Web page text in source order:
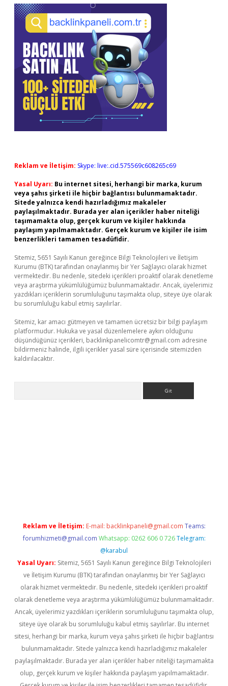
Reklam ve İletişim: Skype: live:.cid.575569c608265c69
Yasal Uyarı: Bu internet sitesi, herhangi bir marka, kurum
veya şahıs şirketi ile hiçbir bağlantısı bulunmamaktadır.
Sitede yalnızca kendi hazırladığımız makaleler
paylaşılmaktadır. Burada yer alan içerikler haber niteliği
taşımamakta olup, gerçek kurum ve kişiler hakkında
paylaşım yapılmamaktadır. Gerçek kurum ve kişiler ile isim
benzerlikleri tamamen tesadüfidir.
Sitemiz, 5651 Sayılı Kanun gereğince Bilgi Teknolojileri ve İletişim
Kurumu (BTK) tarafından onaylanmış bir Yer Sağlayıcı olarak hizmet
vermektedir. Bu nedenle, sitedeki içerikleri proaktif olarak denetleme
veya araştırma yükümlülüğümüz bulunmamaktadır. Ancak, üyelerimiz
yazdıkları içeriklerin sorumluluğunu taşımakta olup, siteye üye olarak
bu sorumluluğu kabul etmiş sayılırlar.
Sitemiz, kar amacı gütmeyen ve tamamen ücretsiz bir bilgi paylaşım
platformudur. Hukuka ve yasal düzenlemelere aykırı olduğunu
düşündüğünüz içerikleri, backlinkpanelicomtr@gmail.com adresine
bildirmeniz halinde, ilgili içerikler yasal süre içerisinde sitemizden
kaldırılacaktır.
Reklam ve İletişim: E-mail: backlinkpaneli@gmail.com Teams:
forumhizmeti@gmail.com Whatsapp: 0262 606 0 726 Telegram:
@karabul
Yasal Uyarı: Sitemiz, 5651 Sayılı Kanun gereğince Bilgi Teknolojileri
ve İletişim Kurumu (BTK) tarafından onaylanmış bir Yer Sağlayıcı
olarak hizmet vermektedir. Bu nedenle, sitedeki içerikleri proaktif
olarak denetleme veya araştırma yükümlülüğümüz bulunmamaktadır.
Ancak, üyelerimiz yazdıkları içeriklerin sorumluluğunu taşımakta olup,
siteye üye olarak bu sorumluluğu kabul etmiş sayılırlar. Bu internet
sitesi, herhangi bir marka, kurum veya şahıs şirketi ile hiçbir bağlantısı
bulunmamaktadır. Sitede yalnızca kendi hazırladığımız makaleler
paylaşılmaktadır. Burada yer alan içerikler haber niteliği taşımamakta
olup, gerçek kurum ve kişiler hakkında paylaşım yapılmamaktadır.